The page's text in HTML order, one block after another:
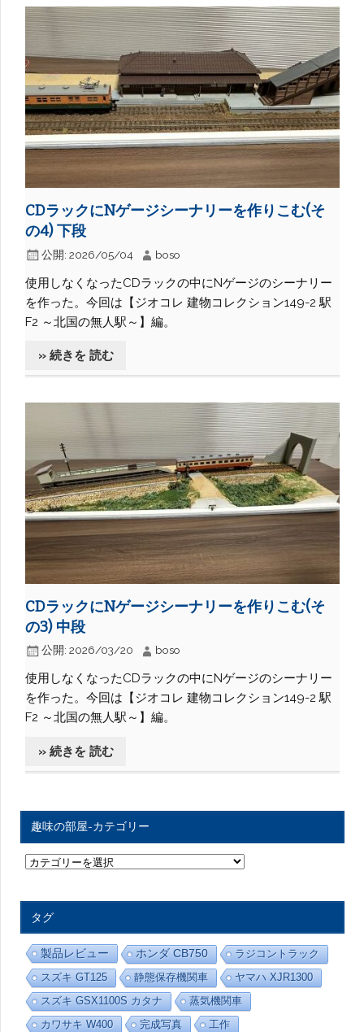
CDラックにNゲージシーナリーを作りこむ(そ
の4) 下段
公開: 2026/05/04 boso
使用しなくなったCDラックの中にNゲージのシーナリー
を作った。今回は【ジオコレ 建物コレクション149-2 駅
F2 ～北国の無人駅～】編。
» 続きを 読む
CDラックにNゲージシーナリーを作りこむ(そ
の3) 中段
公開: 2026/03/20 boso
使用しなくなったCDラックの中にNゲージのシーナリー
を作った。今回は【ジオコレ 建物コレクション149-2 駅
F2 ～北国の無人駅～】編。
» 続きを 読む
趣味の部屋-カテゴリー
趣
味
カ
テ
ゴ
リ
ー
タグ
製品レビュー ホンダ CB750
ラジコントラック
スズキ GT125
静態保存機関車
ヤマハ XJR1300
スズキ GSX1100S カタナ
蒸気機関車
カワサキ W400
完成写真
工作